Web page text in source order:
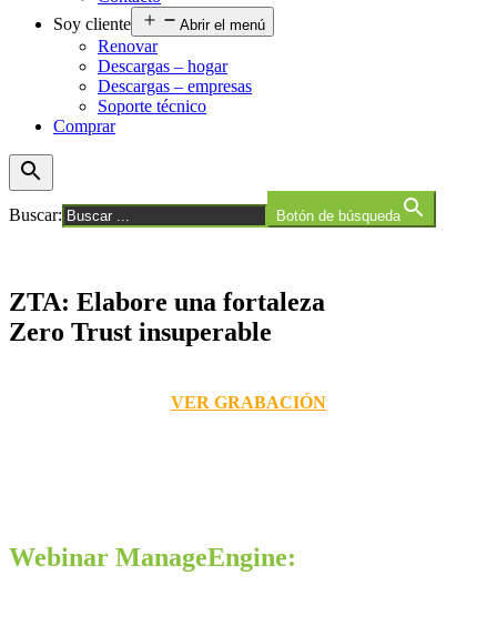
Soy cliente
Abrir el menú
Renovar
Descargas – hogar
Descargas – empresas
Soporte técnico
Comprar
Buscar: Botón de búsqueda
ZTA: Elabore una fortaleza
Zero Trust insuperable
VER GRABACIÓN
Webinar ManageEngine: